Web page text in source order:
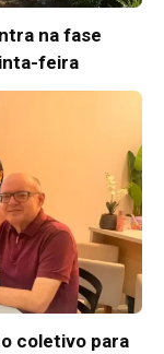
na fase
feira
coletivo para